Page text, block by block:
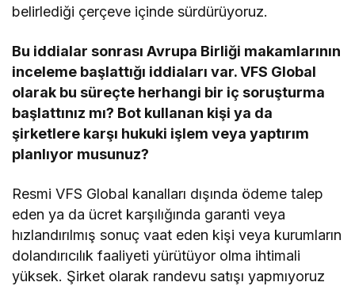
belirlediği çerçeve içinde sürdürüyoruz.
Bu iddialar sonrası Avrupa Birliği makamlarının
inceleme başlattığı iddiaları var. VFS Global
olarak bu süreçte herhangi bir iç soruşturma
başlattınız mı? Bot kullanan kişi ya da
şirketlere karşı hukuki işlem veya yaptırım
planlıyor musunuz?
Resmi VFS Global kanalları dışında ödeme talep
eden ya da ücret karşılığında garanti veya
hızlandırılmış sonuç vaat eden kişi veya kurumların
dolandırıcılık faaliyeti yürütüyor olma ihtimali
yüksek. Şirket olarak randevu satışı yapmıyoruz